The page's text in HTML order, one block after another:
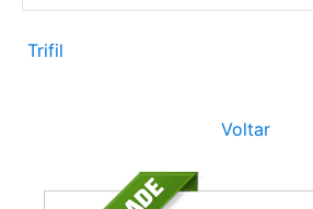
Trifil
Voltar